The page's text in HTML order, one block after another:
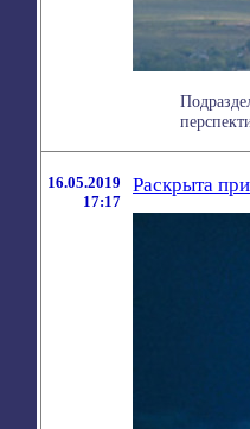
16.05.2019
17:17
Раскрыта